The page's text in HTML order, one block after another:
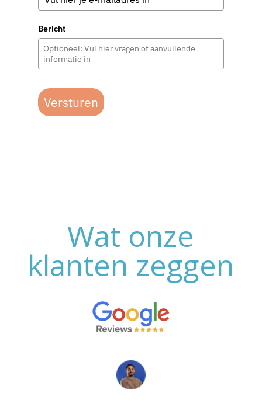
Bericht
Versturen
Wat onze
klanten zeggen